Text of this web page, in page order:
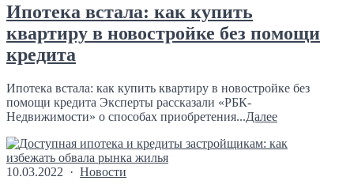
Ипотека встала: как купить
квартиру в новостройке без помощи
кредита
Ипотека встала: как купить квартиру в новостройке без
помощи кредита Эксперты рассказали «РБК-
Недвижимости» о способах приобретения...Далее
10.03.2022 · Новости